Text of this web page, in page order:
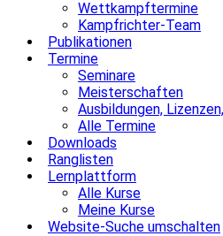
Wettkampftermine
Kampfrichter-Team
Publikationen
Termine
Seminare
Meisterschaften
Ausbildungen,
Alle Termine
Downloads
Ranglisten
Lernplattform
Alle Kurse
Meine Kurse
Website-Suche umschalten